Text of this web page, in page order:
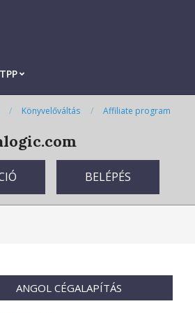
Könyvelőváltás Affiliate program
BELÉPÉS
ANGOL CÉGALAPÍTÁS